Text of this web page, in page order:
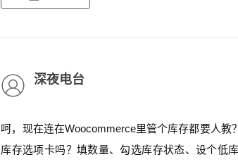
深夜电台
呵，现在连在Woocommerce里管个库存都要人教
库存选项卡吗？填数量、勾选库存状态、设个低